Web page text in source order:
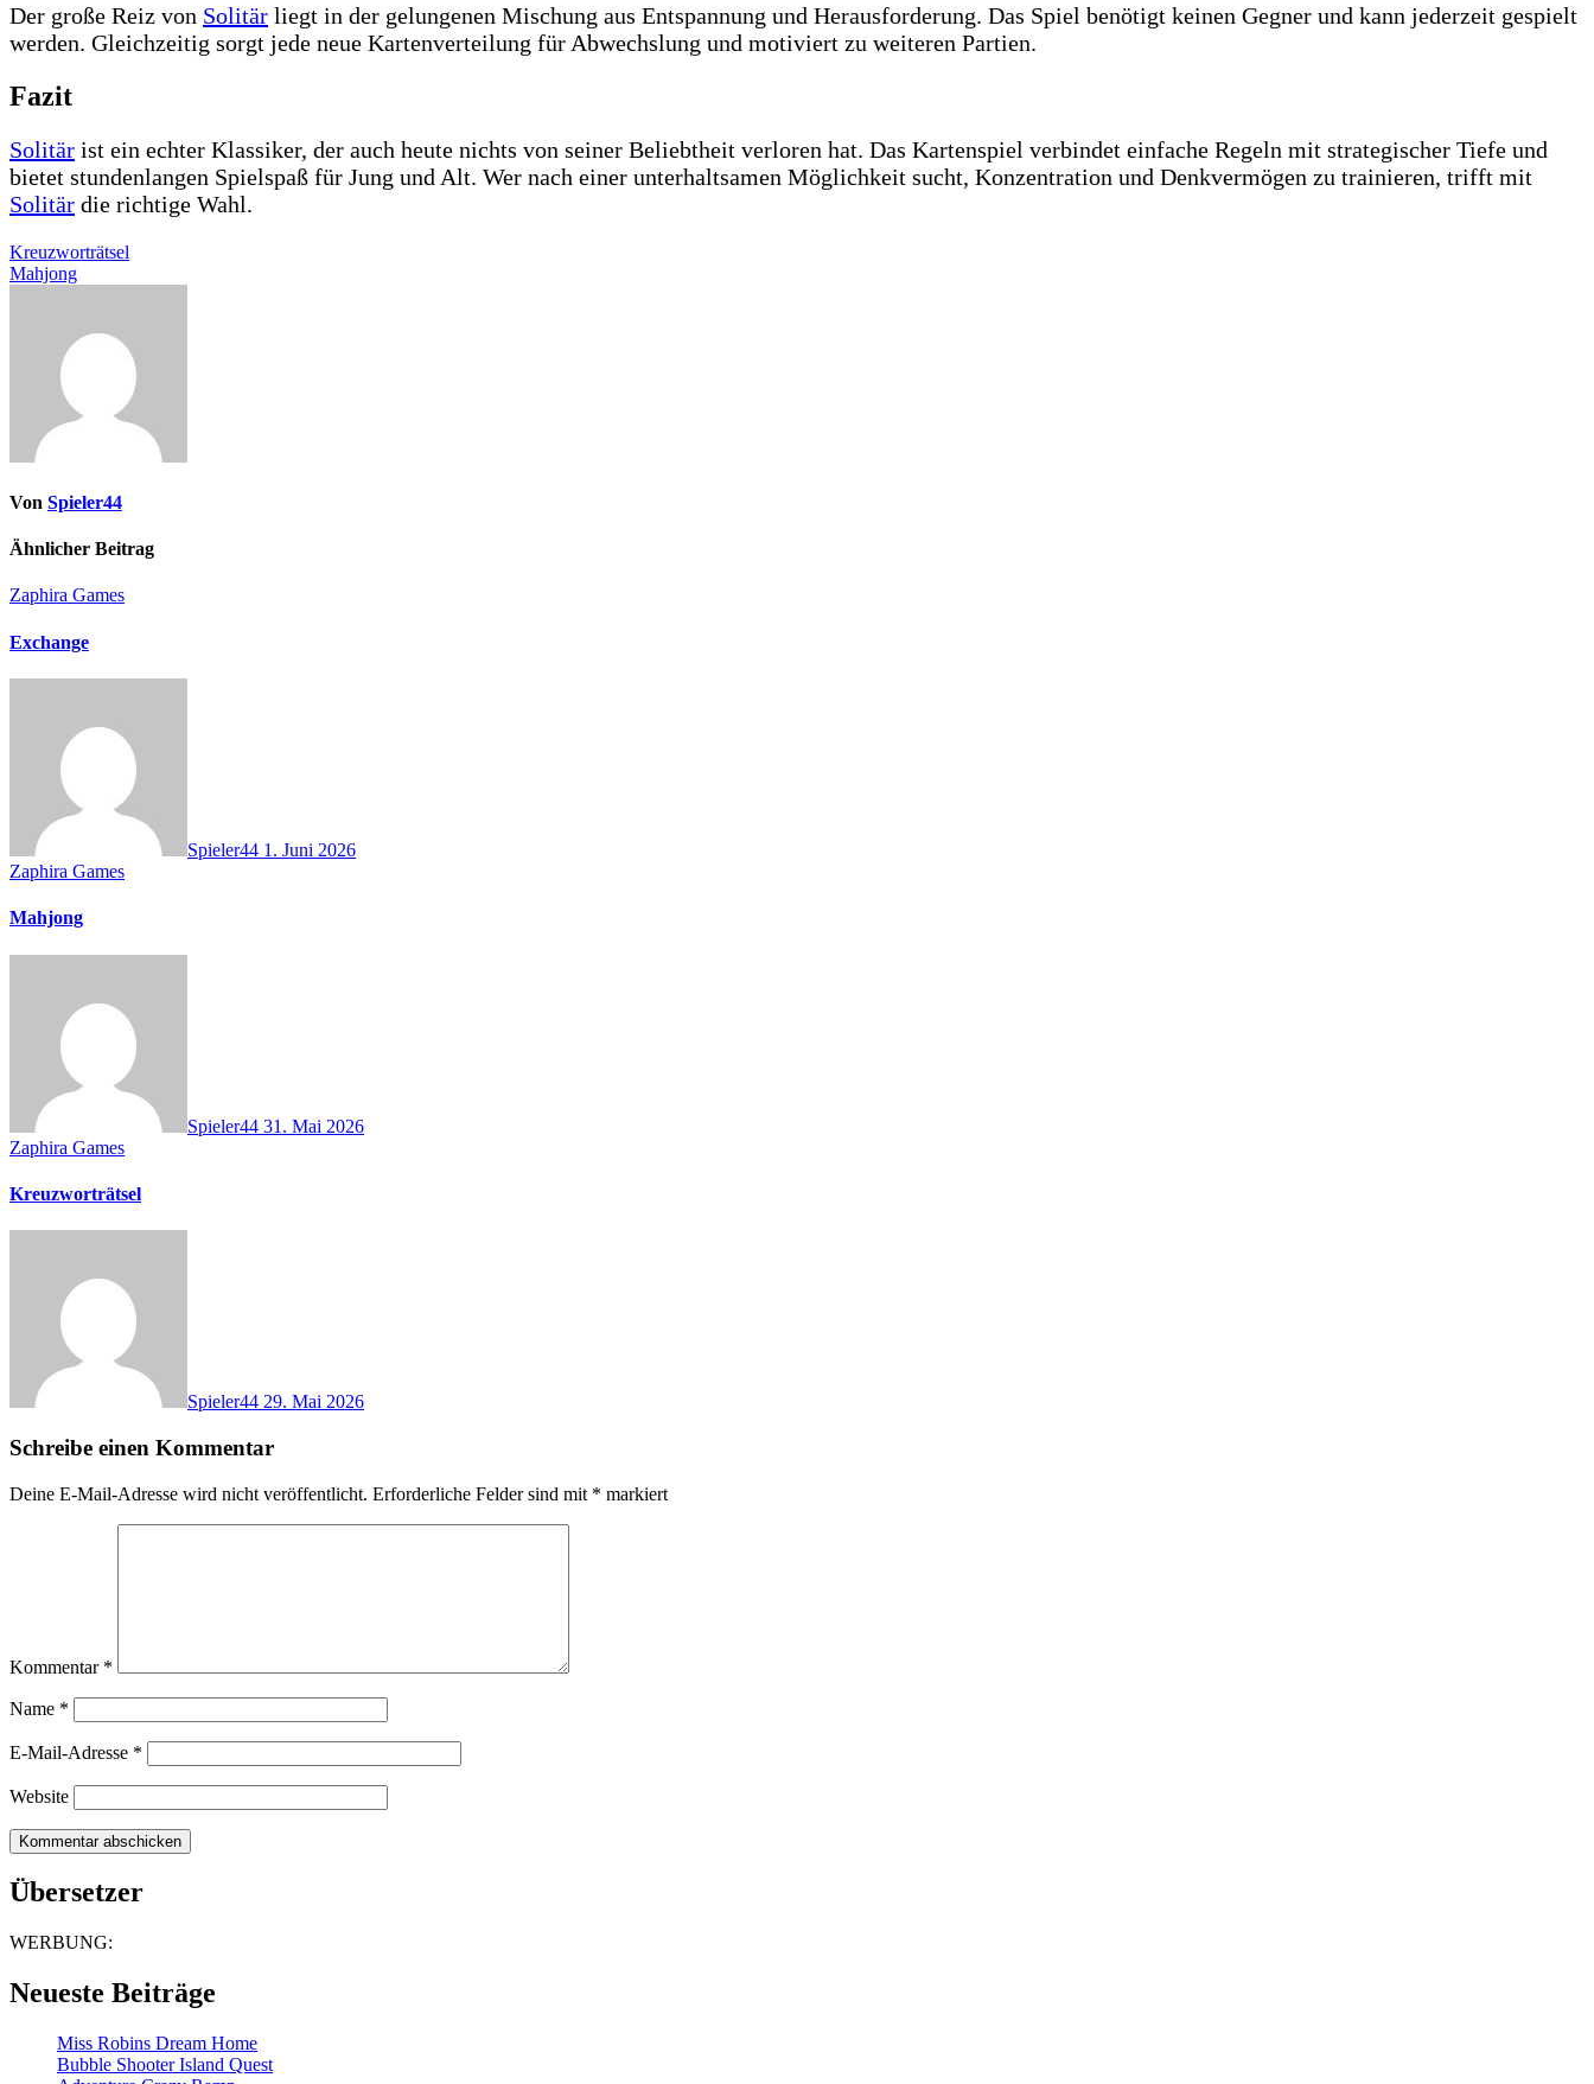
Der große Reiz von Solitär liegt in der gelungenen Mischung aus Entspannung und Herausforderung. Das Spiel benötigt keinen Gegner und kann jederzeit gespielt
werden. Gleichzeitig sorgt jede neue Kartenverteilung für Abwechslung und motiviert zu weiteren Partien.
Fazit
Solitär ist ein echter Klassiker, der auch heute nichts von seiner Beliebtheit verloren hat. Das Kartenspiel verbindet einfache Regeln mit strategischer Tiefe und
bietet stundenlangen Spielspaß für Jung und Alt. Wer nach einer unterhaltsamen Möglichkeit sucht, Konzentration und Denkvermögen zu trainieren, trifft mit
Solitär die richtige Wahl.
Beitragsnavigation
Kreuzworträtsel
Mahjong
Von Spieler44
Ähnlicher Beitrag
Zaphira Games
Exchange
Spieler44 1. Juni 2026
Zaphira Games
Mahjong
Spieler44 31. Mai 2026
Zaphira Games
Kreuzworträtsel
Spieler44 29. Mai 2026
Schreibe einen Kommentar
Deine E-Mail-Adresse wird nicht veröffentlicht. Erforderliche Felder sind mit * markiert
Kommentar *
Name *
E-Mail-Adresse *
Website
Übersetzer
WERBUNG:
Neueste Beiträge
Miss Robins Dream Home
Bubble Shooter Island Quest